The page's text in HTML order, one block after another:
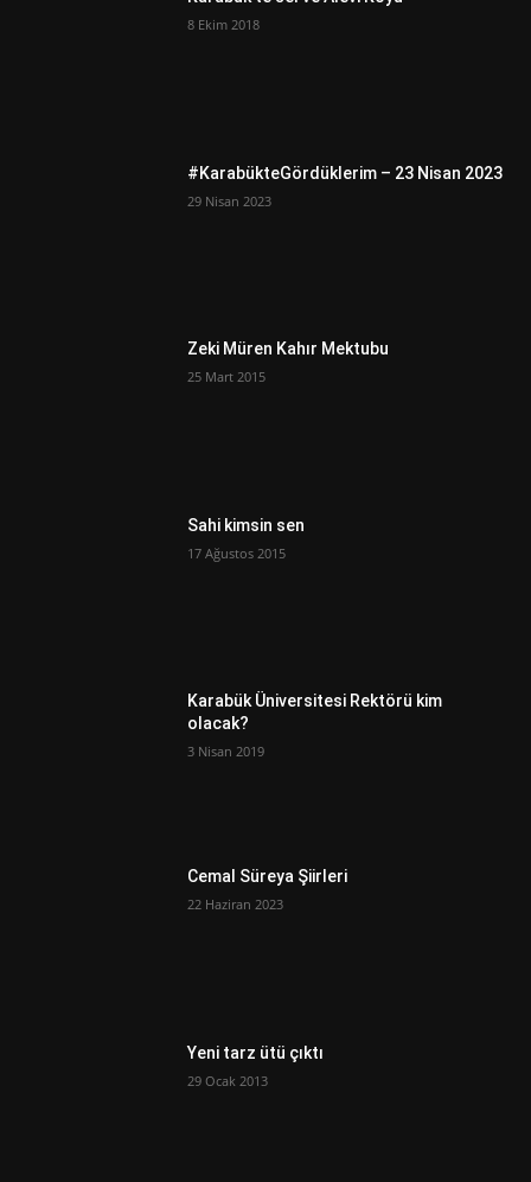
8 Ekim 2018
#KarabükteGördüklerim – 23 Nisan 2023
29 Nisan 2023
Zeki Müren Kahır Mektubu
25 Mart 2015
Sahi kimsin sen
17 Ağustos 2015
Karabük Üniversitesi Rektörü kim
olacak?
3 Nisan 2019
Cemal Süreya Şiirleri
22 Haziran 2023
Yeni tarz ütü çıktı
29 Ocak 2013